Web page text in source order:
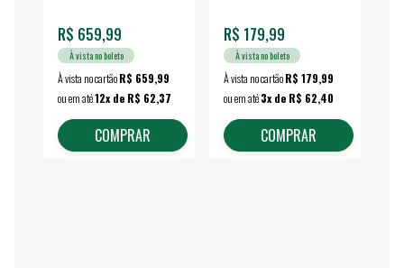
R$ 659,99
À vista no boleto
À vista no cartãoR$ 659,99
ou em até12x de R$ 62,37
COMPRAR
R$ 179,99
À vista no boleto
À vista no cartãoR$ 179,99
ou em até3x de R$ 62,40
COMPRAR